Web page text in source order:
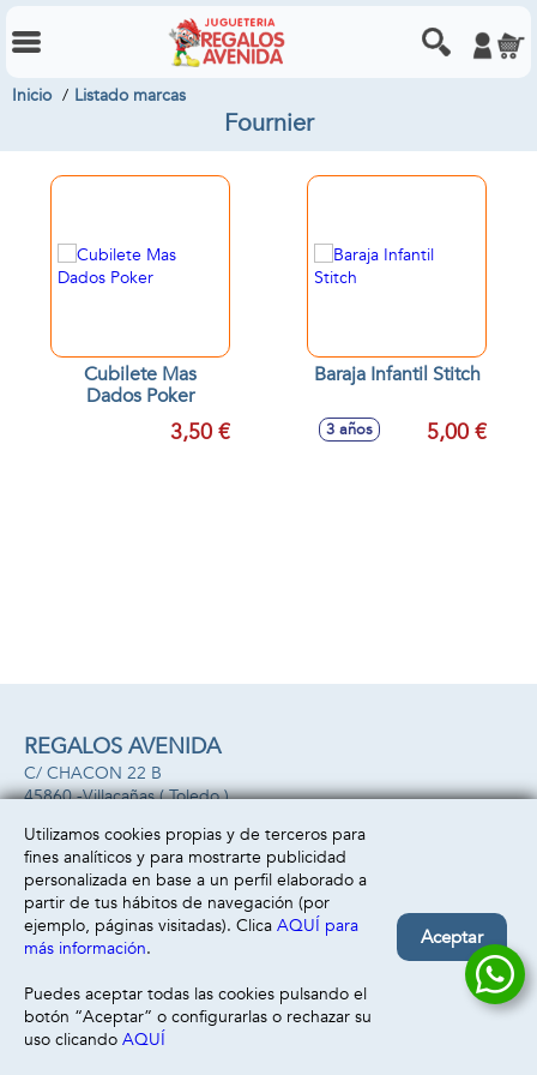
Inicio Listado marcas
Fournier
Cubilete Mas
Dados Poker
3,50 €
Baraja Infantil Stitch
3 años 5,00 €
Filtrar
REGALOS AVENIDA
C/ CHACON 22 B
45860 -Villacañas( Toledo )
Información
Aviso legal
Política de privacidad
Política de cookies
Atención al cliente
Envío y devolución
Utilizamos cookies propias y de terceros para
fines analíticos y para mostrarte publicidad
personalizada en base a un perfil elaborado a
partir de tus hábitos de navegación (por
ejemplo, páginas visitadas). Clica AQUÍ para
más información.
Puedes aceptar todas las cookies pulsando el
botón “Aceptar” o configurarlas o rechazar su
uso clicando AQUÍ
Aceptar